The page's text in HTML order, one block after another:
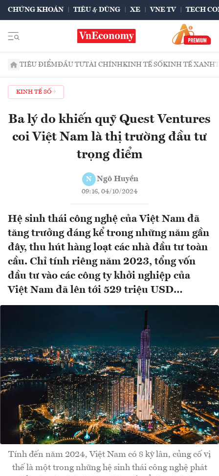
CHỨNG KHOÁN TIÊU & DÙNG XE VNE TV TECH
TIÊU ĐIỂMĐẦU TƯTÀI CHÍNHKINH TẾ SỐKINH TẾ XANH
KINH TẾ SỐ
Ba lý do khiến quỹ Quest Ventures
coi Việt Nam là thị trường đầu tư
trọng điểm
N Ngô Huyền
09:16, 04/10/2024
Hệ sinh thái công nghệ của Việt Nam đã
tăng trưởng đáng kể trong những năm gần
đây, thu hút hàng loạt các nhà đầu tư toàn
cầu. Chỉ tính riêng năm 2023, tổng vốn
đầu tư vào các công ty khởi nghiệp của
Việt Nam đã lên tới 529 triệu USD…
Tính đến năm 2024, Việt Nam có 8 kỳ lân, củng cố vị
thế là một trong những hệ sinh thái công nghệ phát